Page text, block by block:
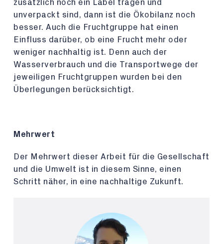
zusätzlich noch ein Label tragen und
unverpackt sind, dann ist die Ökobilanz noch
besser. Auch die Fruchtgruppe hat einen
Einfluss darüber, ob eine Frucht mehr oder
weniger nachhaltig ist. Denn auch der
Wasserverbrauch und die Transportwege der
jeweiligen Fruchtgruppen wurden bei den
Überlegungen berücksichtigt.
Mehrwert
Der Mehrwert dieser Arbeit für die Gesellschaft
und die Umwelt ist in diesem Sinne, einen
Schritt näher, in eine nachhaltige Zukunft.